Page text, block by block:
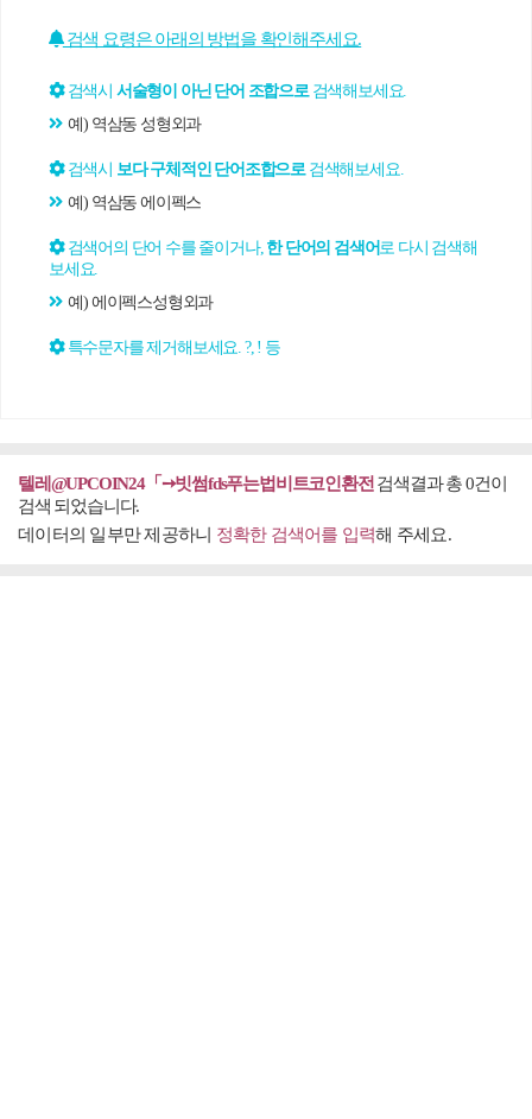
검색 요령은 아래의 방법을 확인해주세요.
검색시 서술형이 아닌 단어 조합으로검색해보세요.
예) 역삼동 성형외과
검색시 보다 구체적인 단어조합으로검색해보세요.
예) 역삼동 에이펙스
검색어의 단어 수를 줄이거나, 한 단어의 검색어로 다시 검색해
보세요.
예) 에이펙스성형외과
특수문자를 제거해보세요. ?, ! 등
텔레@UPCOIN24「➙빗썸fds푸는법비트코인환전 검색결과 총 0건이
검색 되었습니다.
데이터의 일부만 제공하니 정확한 검색어를 입력해 주세요.